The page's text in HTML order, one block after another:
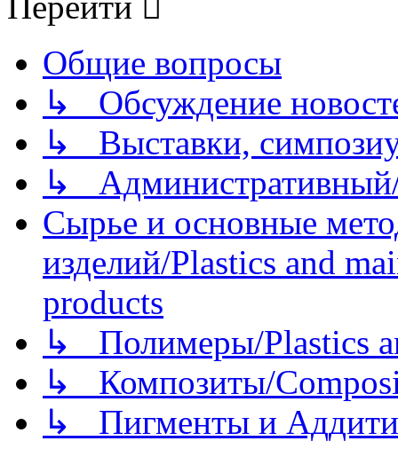
Общие вопросы
↳ Обсуждение
↳ Выставки,
↳
Сырье и основные
изделий/Plastics and
products
↳ Полимеры/Plastics
↳ Композиты/
↳ Пигменты и